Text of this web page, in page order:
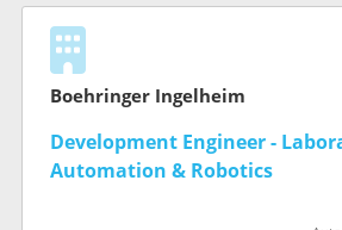
Boehringer Ingelheim
Development Engineer -
Automation & Robotics